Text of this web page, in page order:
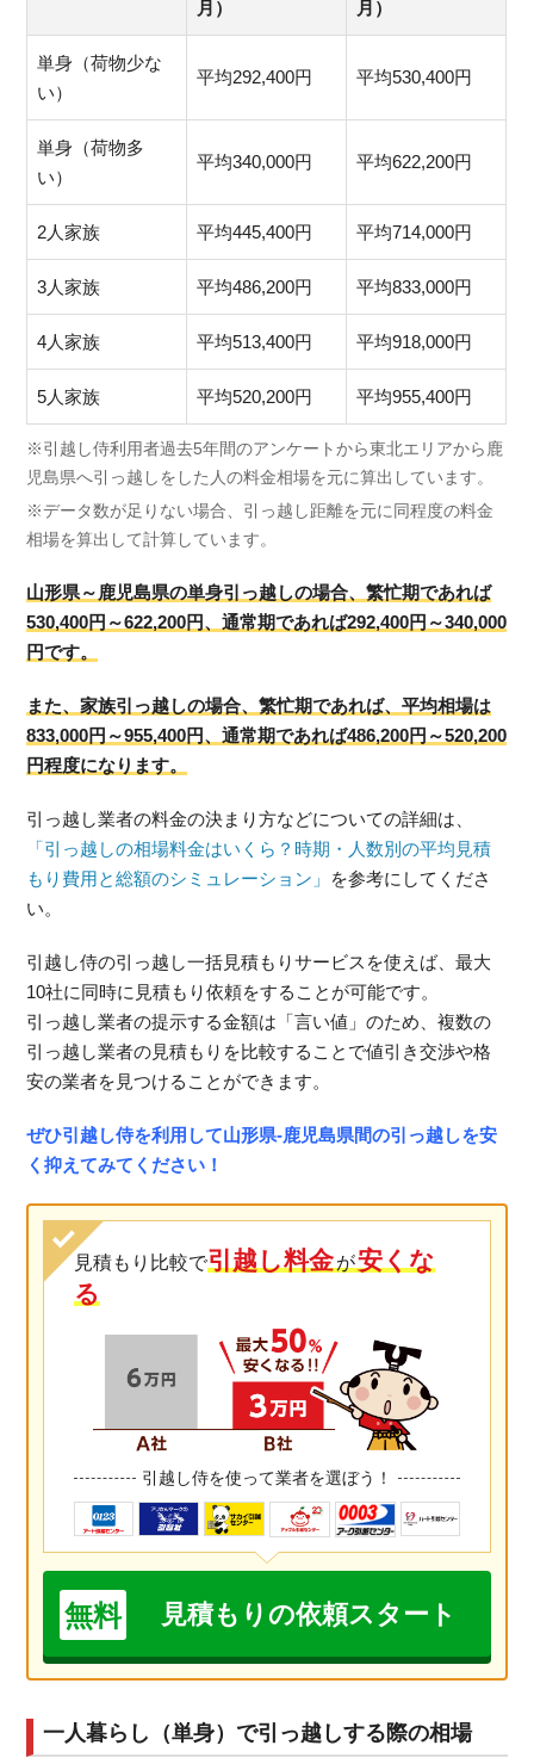
月） 月）
単身（荷物少な
い）
平均292,400円 平均530,400円
単身（荷物多
い）
平均340,000円 平均622,200円
2人家族 平均445,400円 平均714,000円
3人家族 平均486,200円 平均833,000円
4人家族 平均513,400円 平均918,000円
5人家族 平均520,200円 平均955,400円
※引越し侍利用者過去5年間のアンケートから東北エリアから鹿
児島県へ引っ越しをした人の料金相場を元に算出しています。
※データ数が足りない場合、引っ越し距離を元に同程度の料金
相場を算出して計算しています。
山形県～鹿児島県の単身引っ越しの場合、繁忙期であれば
530,400円～622,200円、通常期であれば292,400円～340,000
円です。
また、家族引っ越しの場合、繁忙期であれば、平均相場は
833,000円～955,400円、通常期であれば486,200円～520,200
円程度になります。
引っ越し業者の料金の決まり方などについての詳細は、
「引っ越しの相場料金はいくら？時期・人数別の平均見積
もり費用と総額のシミュレーション」 を参考にしてくださ
い。
引越し侍の引っ越し一括見積もりサービスを使えば、最大
10社に同時に見積もり依頼をすることが可能です。
引っ越し業者の提示する金額は「言い値」のため、複数の
引っ越し業者の見積もりを比較することで値引き交渉や格
安の業者を見つけることができます。
ぜひ引越し侍を利用して山形県-鹿児島県間の引っ越しを安
く抑えてみてください！
見積もり比較で引越し料金が安くな
る
引越し侍を使って業者を選ぼう！
無料 見積もりの依頼スタート
一人暮らし（単身）で引っ越しする際の相場